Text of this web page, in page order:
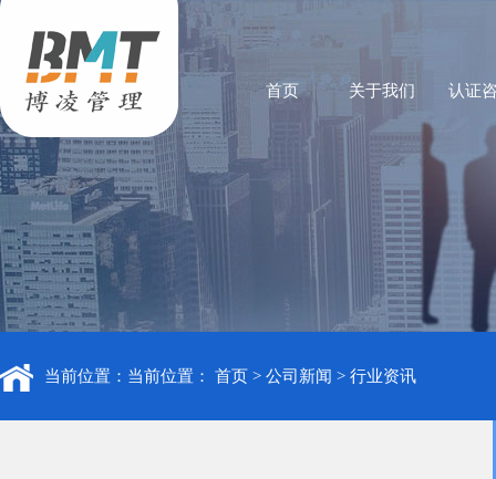
首页 关于我们 认证
当前位置：当前位置： 首页 > 公司新闻 > 行业资讯